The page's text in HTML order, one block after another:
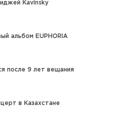
Kavinsky
альбом EUPHORIA
после 9 лет вещания
в Казахстане